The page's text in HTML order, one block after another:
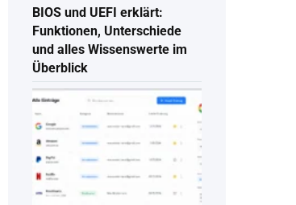
BIOS und UEFI erklärt:
Funktionen, Unterschiede
und alles Wissenswerte im
Überblick